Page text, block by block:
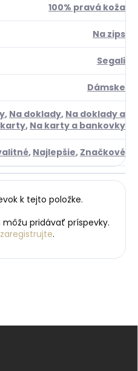
100% pravá koža
Na zips
Segali
Dámske
, Na doklady, Na doklady a
karty, Na karty a bankovky
, Najlepšie, Značkové
k tejto položke.
pridávať príspevky.
zaregistrujte.